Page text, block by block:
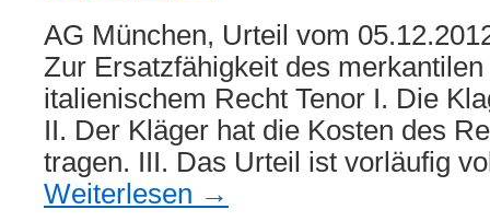
AG München, Urteil vom
Zur Ersatzfähigkeit des
italienischem Recht Tenor I. Die
II. Der Kläger hat die Kosten des
tragen. III. Das Urteil ist vorläufig
Weiterlesen →